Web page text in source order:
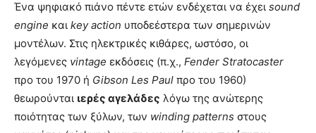
Ένα ψηφιακό πιάνο πέντε ετών ενδέχεται να έχει sound
engine και key action υποδεέστερα των σημερινών
μοντέλων. Στις ηλεκτρικές κιθάρες, ωστόσο, οι
λεγόμενες vintage εκδόσεις (π.χ., Fender Stratocaster
προ του 1970 ή Gibson Les Paul προ του 1960)
θεωρούνται ιερές αγελάδες λόγω της ανώτερης
ποιότητας των ξύλων, των winding patterns στους